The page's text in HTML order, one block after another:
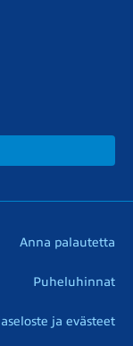
Anna palautetta
Puheluhinnat
ja evästeet